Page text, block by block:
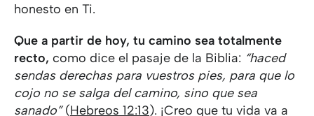
honesto en Ti.
Que a partir de hoy, tu camino sea totalmente
recto, como dice el pasaje de la Biblia: “haced
sendas derechas para vuestros pies, para que lo
cojo no se salga del camino, sino que sea
sanado”(Hebreos 12:13). ¡Creo que tu vida va a